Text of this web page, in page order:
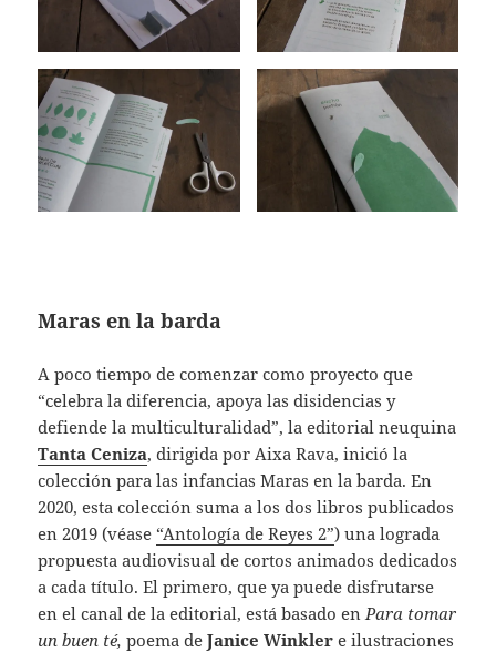
Maras en la barda
A poco tiempo de comenzar como proyecto que
“celebra la diferencia, apoya las disidencias y
defiende la multiculturalidad”, la editorial neuquina
Tanta Ceniza, dirigida por Aixa Rava, inició la
colección para las infancias Maras en la barda. En
2020, esta colección suma a los dos libros publicados
en 2019 (véase “Antología de Reyes 2”) una lograda
propuesta audiovisual de cortos animados dedicados
a cada título. El primero, que ya puede disfrutarse
en el canal de la editorial, está basado en Para tomar
un buen té, poema deJanice Winkler e ilustraciones